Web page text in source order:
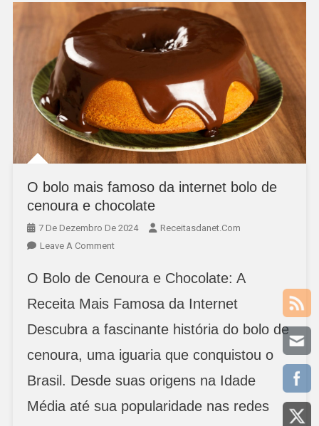
O bolo mais famoso da internet bolo de
cenoura e chocolate
7 De Dezembro De 2024
Receitasdanet.com
Leave A CommentOn
Bolo
Famoso
Da
Bolo
De
E
O Bolo de Cenoura e Chocolate: A
Receita Mais Famosa da Internet
Descubra a fascinante história do bolo de
cenoura, uma iguaria que conquistou o
Brasil. Desde suas origens na Idade
Média até sua popularidade nas redes